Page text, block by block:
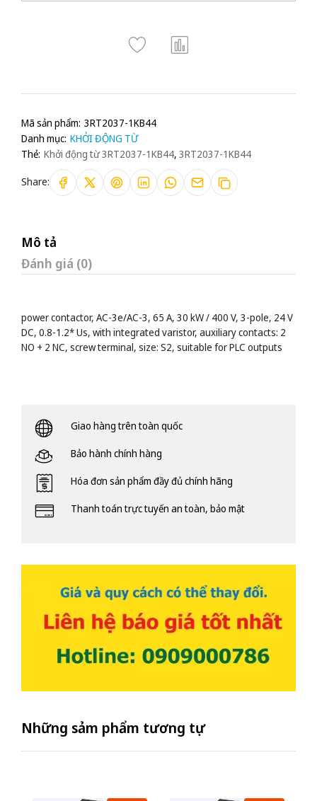
Mã sản phẩm: 3RT2037-1KB44
Danh mục: KHỞI ĐỘNG TỪ
Thẻ: Khởi động từ 3RT2037-1KB44, 3RT2037-1KB44
Share:
Mô tả
Đánh giá (0)
power contactor, AC-3e/AC-3, 65 A, 30 kW / 400 V, 3-pole, 24 V
DC, 0.8-1.2* Us, with integrated varistor, auxiliary contacts: 2
NO + 2 NC, screw terminal, size: S2, suitable for PLC outputs
Giao hàng trên toàn quốc
Bảo hành chính hàng
Hóa đơn sản phẩm đầy đủ chính hãng
Thanh toán trực tuyến an toàn, bảo mật
Những sảm phẩm tương tự